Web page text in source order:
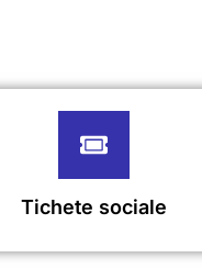
Tichete sociale